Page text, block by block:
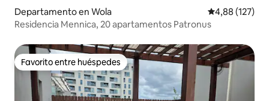
Departamento en Wola Calificación
4,88 (127)
Residencia Mennica, 20 apartamentos Patronus
Favorito entre huéspedes
Favorito entre huéspedes